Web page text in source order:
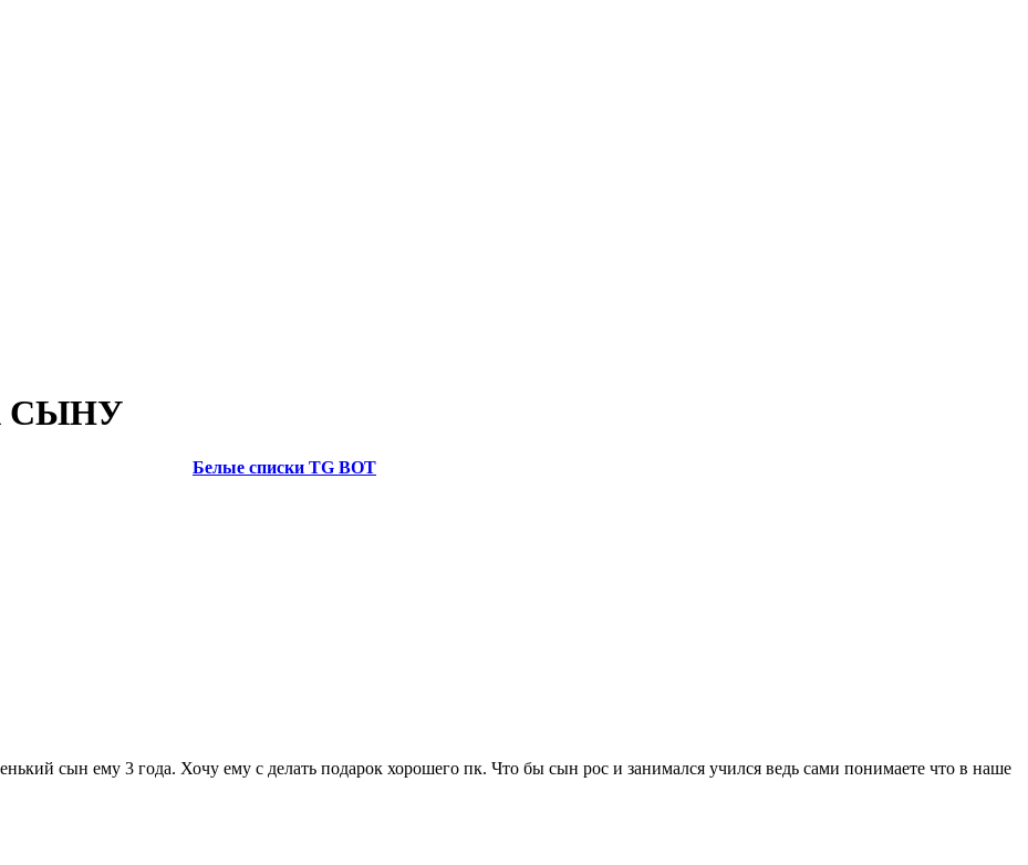
СЫНУ
Белые списки TG BOT
сын ему 3 года. Хочу ему с делать подарок хорошего пк. Что бы сын рос и занимался учился ведь сами понимаете что в наше